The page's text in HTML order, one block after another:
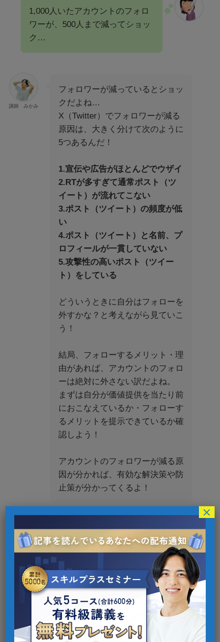
1,000人いたアカウントのフォロ
ワーが、500人まで減ってショッ
ク…
講師 みかみ
フォロワーが減っているとショッ
クだよね…
X（Twitter）でフォロワーが減る
原因は、大きく分けて次のように
5つあるんだ！
1.宣伝や広告がほとんどでウザイ
2.RTが多すぎて通常ポスト（ツ
イート）が流れてこない
3.ポスト（ツイート）の頻度が低
い
4.ポスト（ツイート）と名前、プ
ロフィールが一貫していない
5.攻撃性の高いポスト（ツイー
ト）をしている
どういうときに自分はフォローを
外すかな？と考えながら見ていこ
う！
結局、フォローするメリット・理
由があれば、アカウントのフォロ
ーは絶対に外さない訳だよね。
まずは自分が価値提供を当たり前
におこなえているか・フォローす
るメリットを提示できているか確
認しよう！
アカウントのフォロワーが減る原
因が分かれば、有効な解決策や防
止策が分かってくるよ！
×